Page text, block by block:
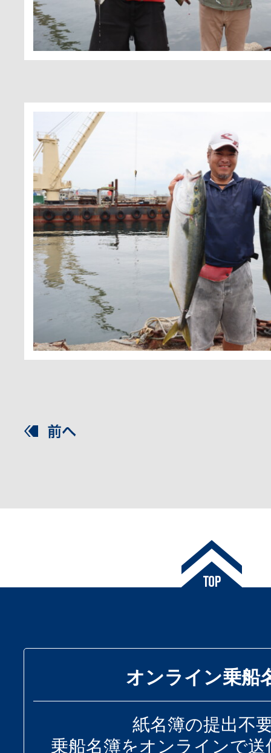
オンライン乗船
紙名簿の提出不
乗船名簿をオンラインで